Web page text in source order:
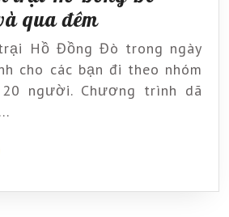
qua đêmThuê
lều
cắm
trại
trong
Hồ Đồng Đò trong ngày
cho các bạn đi theo nhóm
người. Chương trình dã